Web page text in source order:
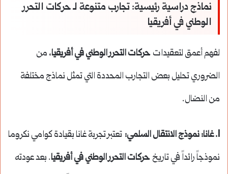
نماذج دراسية رئيسية: تجارب متنوعة لـ حركات التحرر
الوطني في أفريقيا
لفهم أعمق لتعقيداتحركات التحرر الوطني في أفريقيا، من
الضروري تحليل بعض التجارب المحددة التي تمثل نماذج مختلفة
من النضال.
1. غانا: نموذج الانتقال السلمي:
تعتبر تجربة غانا بقيادة كوامي نكروما
نموذجاً رائداً في تاريخحركات التحرر الوطني في أفريقيا. بعد عودته